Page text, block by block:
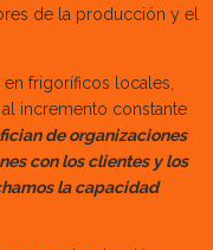
de la producción y el
en frigoríficos locales,
incremento constante
de organizaciones
con los clientes y los
la capacidad